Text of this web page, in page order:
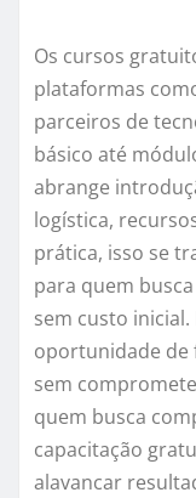
Os cursos
plataformas
parceiros de
básico até
abrange
logística,
prática, isso se
para quem
sem custo
oportunidade de
sem
quem busca
capacitação
alavancar